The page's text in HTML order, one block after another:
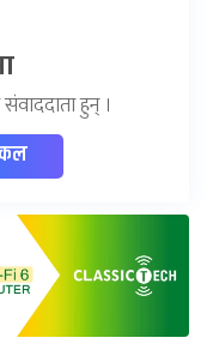
हुन् ।